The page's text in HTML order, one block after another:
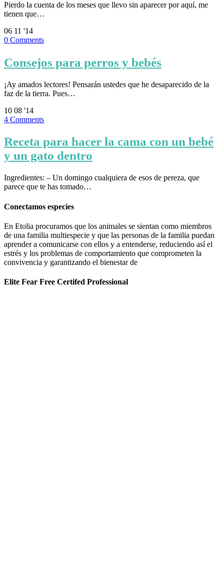
Pierdo la cuenta de los meses que llevo sin aparecer por aquí, me
tienen que…
06 11 '14
0 Comments
Consejos para perros y bebés
¡Ay amados lectores! Pensarán ustedes que he desaparecido de la
faz de la tierra. Pues…
10 08 '14
4 Comments
Receta para hacer la cama con un bebé
y un gato dentro
Ingredientes: – Un domingo cualquiera de esos de pereza, que
parece que te has tomado…
Conectamos especies
En Etolia procuramos que los animales se sientan como miembros
de una familia multiespecie y que las personas de la familia puedan
aprender a comunicarse con ellos y a entenderse, reduciendo así el
estrés y los problemas de comportamiento que comprometen la
convivencia y garantizando el bienestar de
Elite Fear Free Certifed Professional